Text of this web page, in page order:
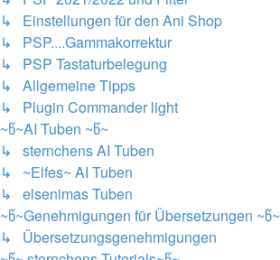
↳ Einstellungen für den Ani Shop
↳ PSP....Gammakorrektur
↳ PSP Tastaturbelegung
↳ Allgemeine Tipps
↳ Plugin Commander light
~წ~AI Tuben ~წ~
↳ sternchens AI Tuben
↳ ~Elfes~ AI Tuben
↳ elsenimas Tuben
~წ~Genehmigungen für Übersetzungen ~წ~
↳ Übersetzungsgenehmigungen